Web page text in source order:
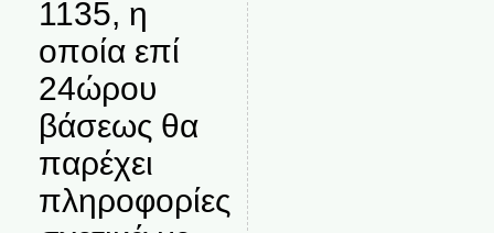
1135, η
οποία επί
24ώρου
βάσεως θα
παρέχει
πληροφορίες